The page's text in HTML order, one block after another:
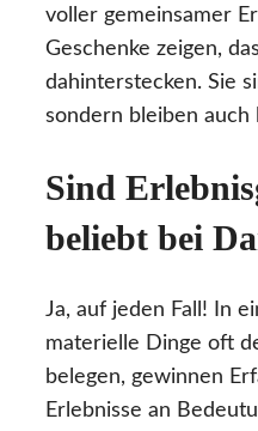
voller gemeinsamer
Geschenke zeigen,
dahinterstecken. Sie
sondern bleiben auch
Sind
beliebt bei
Ja, auf jeden Fall! In
materielle Dinge oft
belegen, gewinnen
Erlebnisse an